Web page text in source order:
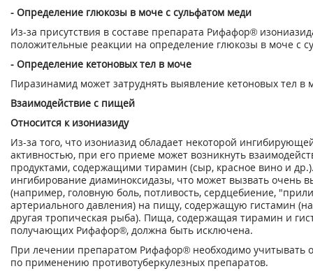
- Определение глюкозы в моче с сульфатом меди
Из-за присутствия в составе препарата Рифафор®
положительные реакции на определение глюкозы в моче с
- Определение кетоновых тел в моче
Пиразинамид может затруднять выявление кетоновых тел в
Взаимодействие с пищей
Относится к изониазиду
Из-за того, что изониазид обладает некоторой
активностью, при его приеме может возникнуть
продуктами, содержащими тирамин (сыр, красное вино и
ингибирование диаминоксидазы, что может вызвать очень
(например, головную боль, потливость, сердцебиение,
артериального давления) на пищу, содержащую гистамин
другая тропическая рыба). Пища, содержащая тирамин и
получающих Рифафор®, должна быть исключена.
При лечении препаратом Рифафор® необходимо учитывать
по применению противотуберкулезных препаратов.